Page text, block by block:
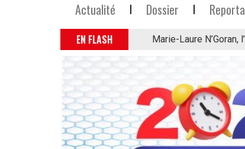
Actualité Dossier
EN FLASH Marie-Laure